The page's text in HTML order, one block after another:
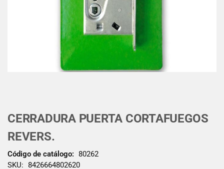
CERRADURA PUERTA CORTAFUEGOS
REVERS.
Código de catálogo: 80262
SKU: 8426664802620